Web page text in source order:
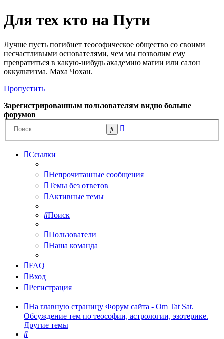
Для тех кто на Пути
Лучше пусть погибнет теософическое общество со своими
несчастливыми основателями, чем мы позволим ему
превратиться в какую-нибудь академию магии или салон
оккультизма. Маха Чохан.
Пропустить
Зарегистрированным пользователям видно больше
форумов
Поиск
Ссылки
Непрочитанные сообщения
Темы без ответов
Активные темы
Поиск
Пользователи
Наша команда
FAQ
Вход
Регистрация
На главную страницу Форум сайта - Om Tat Sat.
Обсуждение тем по теософии, астрологии, эзотерике.
Другие темы
Поиск